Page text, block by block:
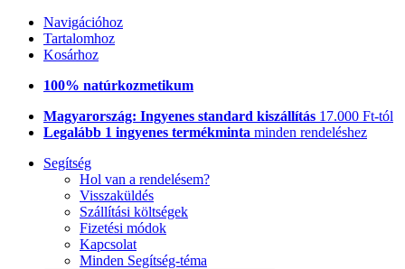
Navigációhoz
Tartalomhoz
Kosárhoz
100% natúrkozmetikum
Magyarország: Ingyenes standard kiszállítás 17.000 Ft-tól
Legalább 1 ingyenes termékminta minden rendeléshez
Segítség
Hol van a rendelésem?
Visszaküldés
Szállítási költségek
Fizetési módok
Kapcsolat
Minden Segítség-téma